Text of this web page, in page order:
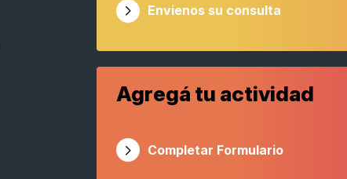
Envienos su consulta
Agregá tu actividad
Completar Formulario